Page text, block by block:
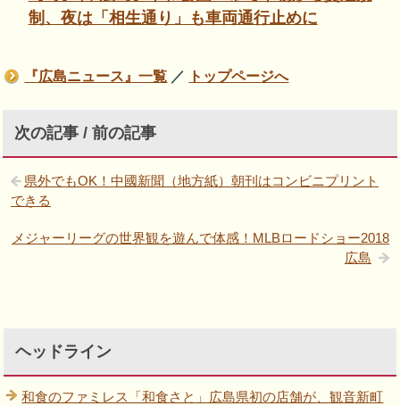
制、夜は「相生通り」も車両通行止めに
『広島ニュース』一覧 ／ トップページへ
次の記事 / 前の記事
県外でもOK！中國新聞（地方紙）朝刊はコンビニプリント
できる
メジャーリーグの世界観を遊んで体感！MLBロードショー2018
広島
ヘッドライン
和食のファミレス「和食さと」広島県初の店舗が、観音新町